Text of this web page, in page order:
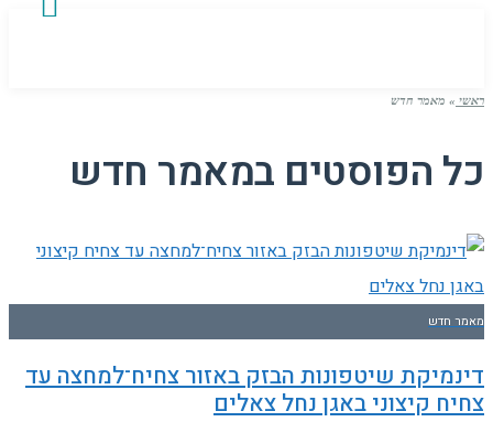
ראשי » מאמר חדש
כל הפוסטים במאמר חדש
מאמר חדש
דינמיקת שיטפונות הבזק באזור צחיח־למחצה עד
צחיח קיצוני באגן נחל צאלים